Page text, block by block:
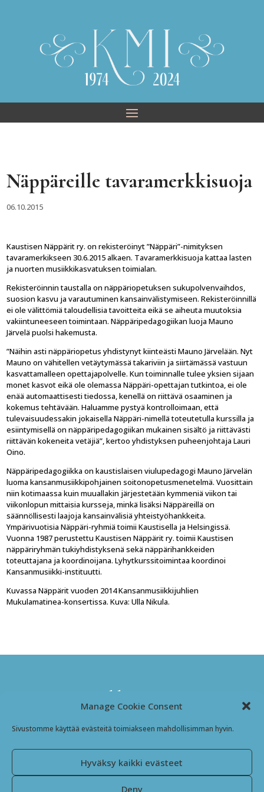
Manage Cookie Consent
Sivustomme käyttää evästeitä toimiakseen mahdollisimman hyvin.
Hyväksy kaikki evästeet
Deny
Näppäreille tavaramerkkisuoja
06.10.2015
Kaustisen Näppärit ry. on rekisteröinyt ”Näppäri”-nimityksen
tavaramerkikseen 30.6.2015 alkaen. Tavaramerkkisuoja kattaa lasten
ja nuorten musiikkikasvatuksen toimialan.
Rekisteröinnin taustalla on näppäriopetuksen sukupolvenvaihdos,
suosion kasvu ja varautuminen kansainvälistymiseen. Rekisteröinnillä
ei ole välittömiä taloudellisia tavoitteita eikä se aiheuta muutoksia
vakiintuneeseen toimintaan. Näppäripedagogiikan luoja Mauno
Järvelä puolsi hakemusta.
”Näihin asti näppäriopetus yhdistynyt kiinteästi Mauno Järvelään. Nyt
Mauno on vähitellen vetäytymässä takariviin ja siirtämässä vastuun
kasvattamalleen opettajapolvelle. Kun toiminnalle tulee yksien sijaan
monet kasvot eikä ole olemassa Näppäri-opettajan tutkintoa, ei ole
enää automaattisesti tiedossa, kenellä on riittävä osaaminen ja
kokemus tehtävään. Haluamme pystyä kontrolloimaan, että
tulevaisuudessakin jokaisella Näppäri-nimellä toteutetulla kurssilla ja
esiintymisellä on näppäripedagogiikan mukainen sisältö ja riittävästi
riittävän kokeneita vetäjiä”, kertoo yhdistyksen puheenjohtaja Lauri
Oino.
Näppäripedagogiikka on kaustislaisen viulupedagogi Mauno Järvelän
luoma kansanmusiikkipohjainen soitonopetusmenetelmä. Vuosittain
niin kotimaassa kuin muuallakin järjestetään kymmeniä viikon tai
viikonlopun mittaisia kursseja, minkä lisäksi Näppäreillä on
säännöllisesti laajoja kansainvälisiä yhteistyöhankkeita.
Ympärivuotisia Näppäri-ryhmiä toimii Kaustisella ja Helsingissä.
Vuonna 1987 perustettu Kaustisen Näppärit ry. toimii Kaustisen
näppäriryhmän tukiyhdistyksenä sekä näppärihankkeiden
toteuttajana ja koordinoijana. Lyhytkurssitoimintaa koordinoi
Kansanmusiikki-instituutti.
Kuvassa Näppärit vuoden 2014 Kansanmusiikkijuhlien
Mukulamatinea-konsertissa. Kuva: Ulla Nikula.
Kansanmusiikki-instituutti
69600 Kaustinen
Finland